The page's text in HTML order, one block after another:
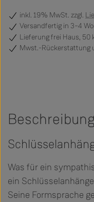
inkl. 19% MwSt. zzgl.
Versandfertig in 3–4
Lieferung frei Haus, 50
Mwst.-Rückerstattung
Beschreibung
Was für ein
ein
Seine Formsprache